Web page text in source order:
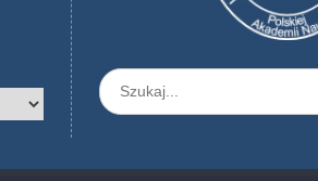
Search
for: